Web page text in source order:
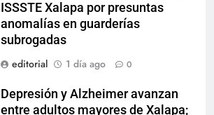
ISSSTE Xalapa por presuntas
anomalías en guarderías
subrogadas
editorial
1 día ago 0
Depresión y Alzheimer avanzan
entre adultos mayores de Xalapa;